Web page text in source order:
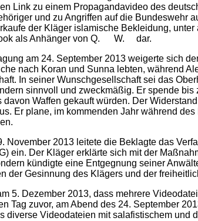
Link zu einem Propagandavideo des
und zu Angriffen auf die Bundeswehr
der Kläger islamische Bekleidung,
als Anhänger von Q. W. dar.
am 24. September 2013 weigerte sich
nach Koran und Sunna lebten, während
In seiner Wunschgesellschaft sei das
sinnvoll und zweckmäßig. Er spende
davon Waffen gekauft würden. Der
Er plane, im kommenden Jahr während
November 2013 leitete die Beklagte das
ein. Der Kläger erklärte sich mit der
kündigte eine Entgegnung seiner
der Gesinnung des Klägers und der
5. Dezember 2013, dass mehrere
Tag zuvor, am Abend des 24. September
diverse Videodateien mit salafistischem und